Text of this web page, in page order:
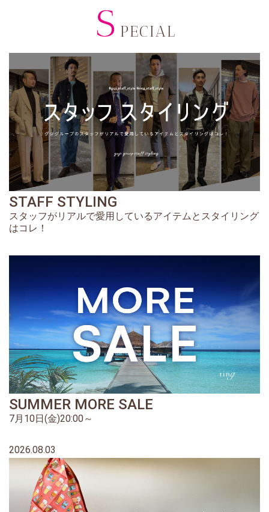
S PECIAL
STAFF STYLING
スタッフがリアルで愛用しているアイテムとスタイリング
はコレ！
SUMMER MORE SALE
7月10日(金)20:00～
2026.08.03